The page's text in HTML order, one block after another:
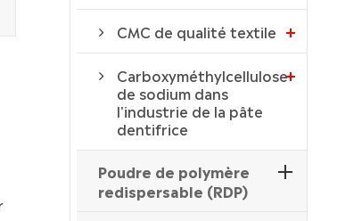
CMC de qualité textile
Carboxyméthylcellulose
de sodium dans
l'industrie de la pâte
dentifrice
Poudre de polymère
redispersable (RDP)